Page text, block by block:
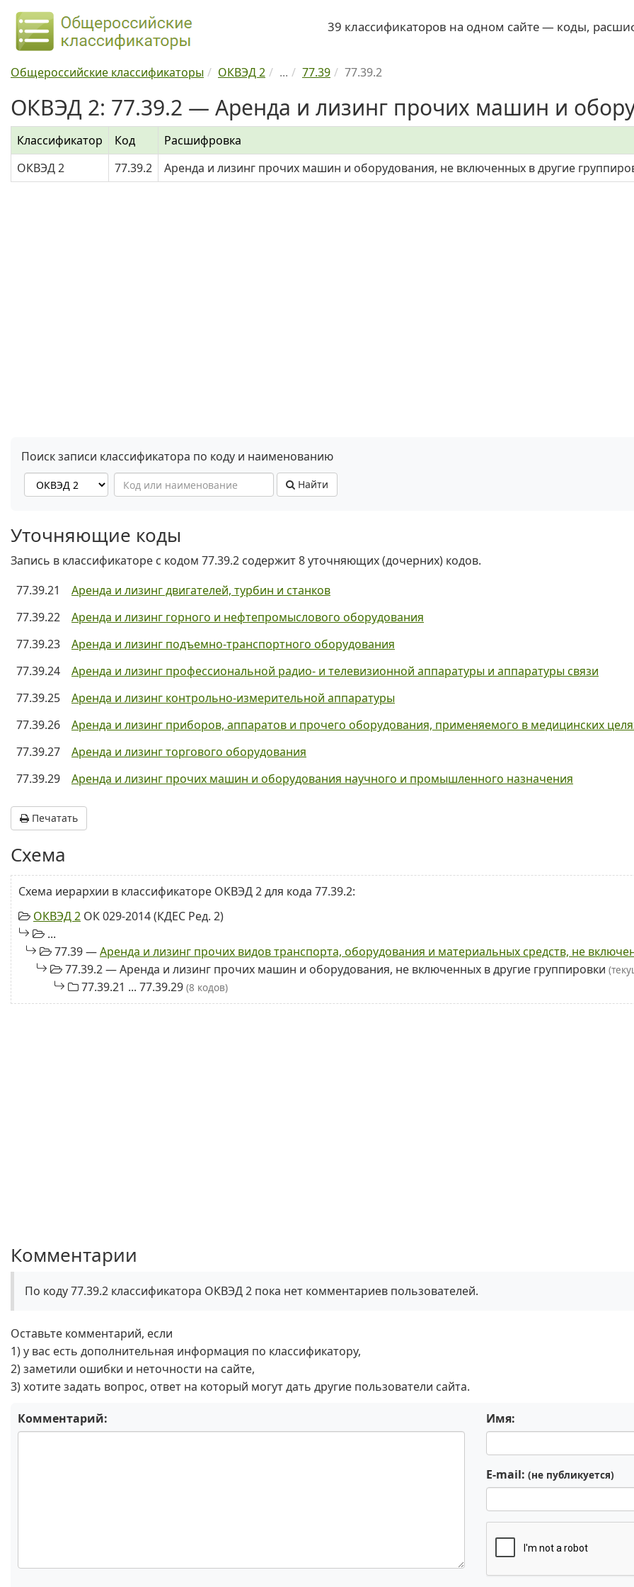
39 классификаторов на одном сайте — коды,
Общероссийские классификаторы ОКВЭД 2 ... 77.39 77.39.2
ОКВЭД 2: 77.39.2 — Аренда и лизинг прочих машин и
Классификатор Код Расшифровка
ОКВЭД 2
77.39.2 Аренда и лизинг прочих машин и оборудования, не включенных в другие
Поиск записи классификатора по коду и наименованию
Найти
Уточняющие коды
Запись в классификаторе с кодом 77.39.2 содержит 8 уточняющих (дочерних) кодов.
77.39.21
Аренда и лизинг двигателей, турбин и станков
77.39.22
Аренда и лизинг горного и нефтепромыслового оборудования
77.39.23
Аренда и лизинг подъемно-транспортного оборудования
77.39.24
Аренда и лизинг профессиональной радио- и телевизионной аппаратуры и аппаратуры связи
77.39.25
Аренда и лизинг контрольно-измерительной аппаратуры
77.39.26
Аренда и лизинг приборов, аппаратов и прочего оборудования, применяемого в медицинских
77.39.27
Аренда и лизинг торгового оборудования
77.39.29
Аренда и лизинг прочих машин и оборудования научного и промышленного назначения
Печатать
Схема
Схема иерархии в классификаторе ОКВЭД 2 для кода 77.39.2:
ОКВЭД 2 ОК 029-2014 (КДЕС Ред. 2)
...
77.39 —Аренда и лизинг прочих видов транспорта, оборудования и материальных средств, не
77.39.2 — Аренда и лизинг прочих машин и оборудования, не включенных в другие группировки
77.39.21 ... 77.39.29 (8 кодов)
Комментарии
По коду 77.39.2 классификатора ОКВЭД 2 пока нет комментариев пользователей.
Оставьте комментарий, если
1) у вас есть дополнительная информация по классификатору,
2) заметили ошибки и неточности на сайте,
3) хотите задать вопрос, ответ на который могут дать другие пользователи сайта.
Комментарий: Имя:
E-mail: (не публикуется)